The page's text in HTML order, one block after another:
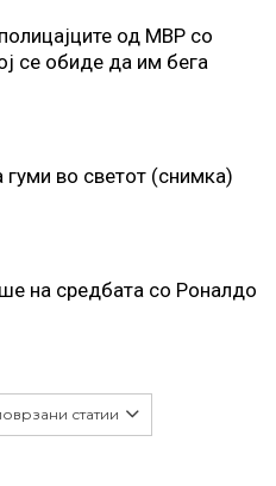
од МВР со
се обиде да им бега
гуми во светот (снимка)
на средбата со Роналдо
статии